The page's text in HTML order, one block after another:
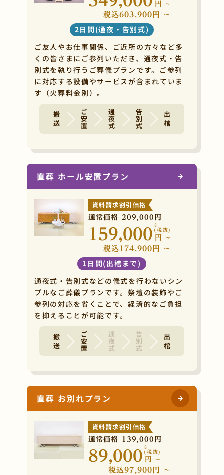
円 ~
税込603,900円 ~
2日間(通夜・告別式)
ご友人やお仕事関係、ご近所の方々など多
くの皆さまにご参列いただき、通夜式・告
別式を執り行うご葬儀プランです。ご参列
に対応する設備やサービスが含まれていま
す（火葬料金別）。
搬 送 ご安置 通夜式 告別式 出 棺
直葬 ホール安置プラン
資料請求割引価格
通常価格 209,000円
159,000
※
円
(税抜)
~
税込174,900円 ~
1日間(出棺まで)
通夜式・告別式などの儀式を行わないシン
プルなご葬儀プランです。祭壇の装飾やご
参列の対応を省くことで、経済的なご負担
を抑えることが可能です。
搬 送 ご安置 通夜式 告別式 出 棺
直葬 お別れプラン
資料請求割引価格
通常価格 139,000円
89,000
※
円
(税抜)
~
税込97,900円 ~